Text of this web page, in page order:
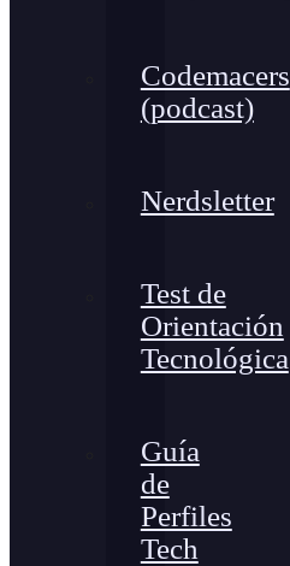
Codemacers
(podcast)
Nerdsletter
Test de
Orientación
Tecnológica
Guía
de
Perfiles
Tech